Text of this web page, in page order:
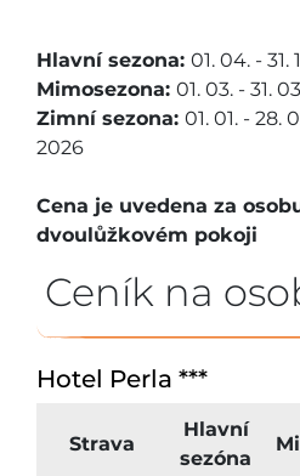
Hlavní sezona: 01. 04. - 31.
Mimosezona: 01. 03. - 31.
Zimní sezona: 01. 01. - 28.
2026
Cena je uvedena za
dvoulůžkovém pokoji
Ceník na
Hotel Perla ***
Strava
Hlavní
sezóna